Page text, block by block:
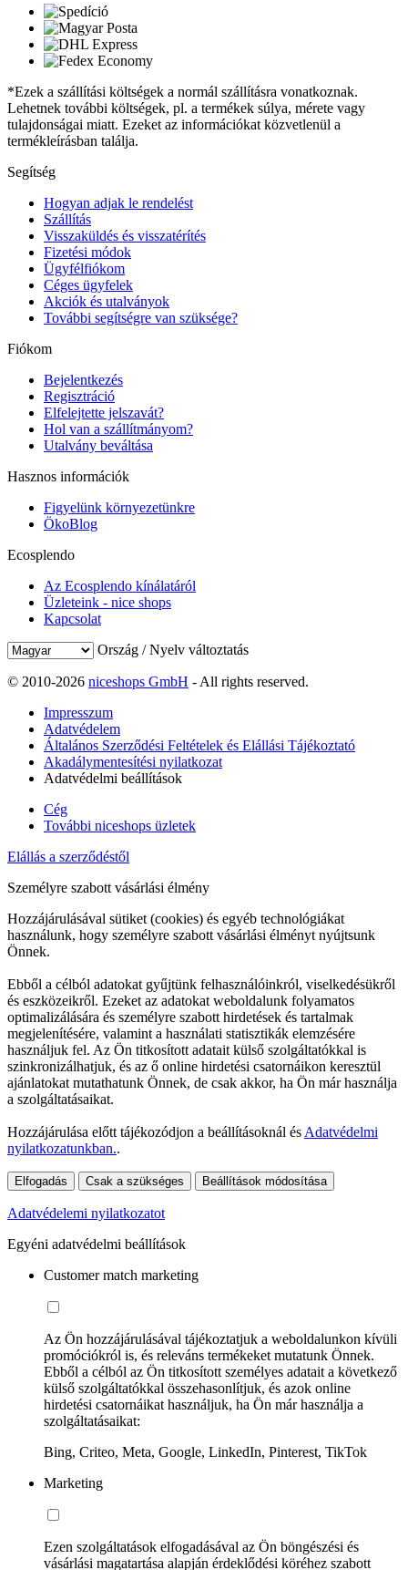
*Ezek a szállítási költségek a normál szállításra vonatkoznak.
Lehetnek további költségek, pl. a termékek súlya, mérete vagy
tulajdonságai miatt. Ezeket az információkat közvetlenül a
termékleírásban találja.
Segítség
Hogyan adjak le rendelést
Szállítás
Visszaküldés és visszatérítés
Fizetési módok
Ügyfélfiókom
Céges ügyfelek
Akciók és utalványok
További segítségre van szüksége?
Fiókom
Bejelentkezés
Regisztráció
Elfelejtette jelszavát?
Hol van a szállítmányom?
Utalvány beváltása
Hasznos információk
Figyelünk környezetünkre
ÖkoBlog
Ecosplendo
Az Ecosplendo kínálatáról
Üzleteink - nice shops
Kapcsolat
Ország / Nyelv változtatás
© 2010-2026 niceshops GmbH - All rights reserved.
Impresszum
Adatvédelem
Általános Szerződési Feltételek és Elállási Tájékoztató
Akadálymentesítési nyilatkozat
Adatvédelmi beállítások
Cég
További niceshops üzletek
Elállás a szerződéstől
Személyre szabott vásárlási élmény
Hozzájárulásával sütiket (cookies) és egyéb technológiákat
használunk, hogy személyre szabott vásárlási élményt nyújtsunk
Önnek.
Ebből a célból adatokat gyűjtünk felhasználóinkról, viselkedésükről
és eszközeikről. Ezeket az adatokat weboldalunk folyamatos
optimalizálására és személyre szabott hirdetések és tartalmak
megjelenítésére, valamint a használati statisztikák elemzésére
használjuk fel. Az Ön titkosított adatait külső szolgáltatókkal is
szinkronizálhatjuk, és az ő online hirdetési csatornáikon keresztül
ajánlatokat mutathatunk Önnek, de csak akkor, ha Ön már használja
a szolgáltatásaikat.
Hozzájárulása előtt tájékozódjon a beállításoknál és Adatvédelmi
nyilatkozatunkban..
Elfogadás Csak a szükséges Beállítások módosítása
Adatvédelemi nyilatkozatot
Egyéni adatvédelmi beállítások
Customer match marketing
Az Ön hozzájárulásával tájékoztatjuk a weboldalunkon kívüli
promóciókról is, és releváns termékeket mutatunk Önnek.
Ebből a célból az Ön titkosított személyes adatait a következő
külső szolgáltatókkal összehasonlítjuk, és azok online
hirdetési csatornáikat használjuk, ha Ön már használja a
szolgáltatásaikat:
Bing, Criteo, Meta, Google, LinkedIn, Pinterest, TikTok
Marketing
Ezen szolgáltatások elfogadásával az Ön böngészési és
vásárlási magatartása alapján érdeklődési köréhez szabott